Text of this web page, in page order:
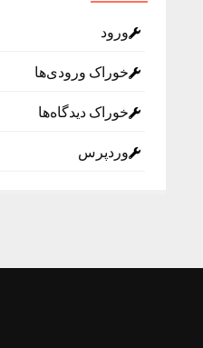
ورود
خوراک ورودی‌ها
خوراک دیدگاه‌ها
وردپرس